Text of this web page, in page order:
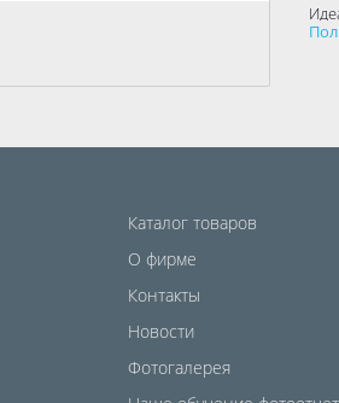
Каталог товаров
О фирме
Контакты
Новости
Фотогалерея